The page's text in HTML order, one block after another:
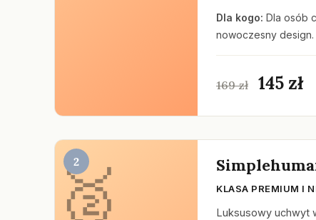
Dla kogo: Dla osób
nowoczesny design.
169 zł 145 zł
2
KLASA PREMIUM I
Luksusowy uchwyt